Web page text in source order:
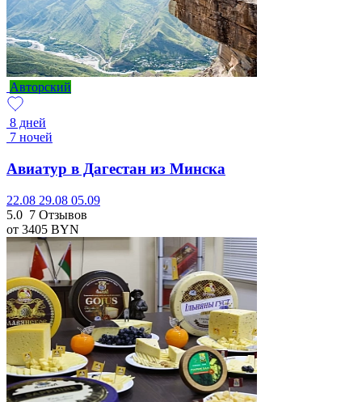
Авторский
8 дней
7 ночей
Авиатур в Дагестан из Минска
22.08 29.08 05.09
5.0 7 Отзывов
от 3405 BYN